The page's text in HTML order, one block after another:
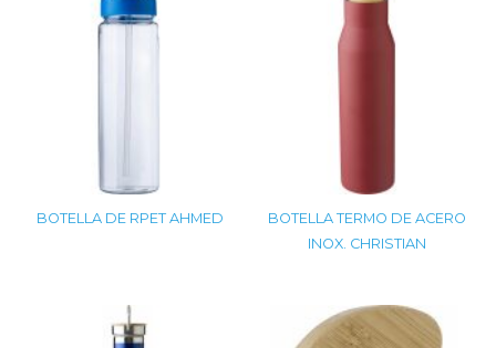
BOTELLA DE RPET AHMED
BOTELLA TERMO DE ACERO
INOX. CHRISTIAN